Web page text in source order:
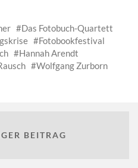
Das Fotobuch-Quartett
Fotobookfestival
Hannah Arendt
Wolfgang Zurborn
BEITRAG